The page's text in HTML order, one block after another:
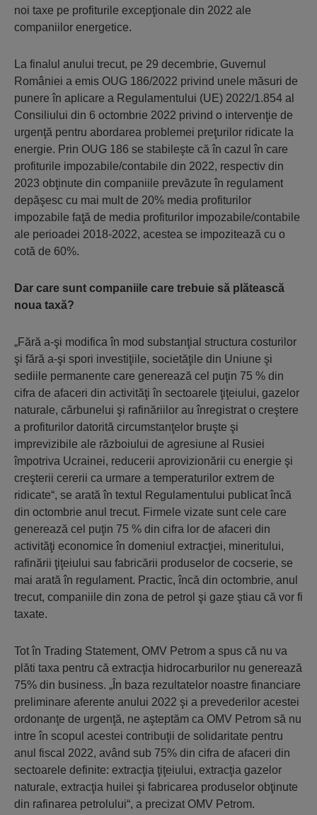
noi taxe pe profiturile excepţionale din 2022 ale
companiilor energetice.
La finalul anului trecut, pe 29 de­cembrie, Guvernul
României a emis OUG 186/2022 privind unele măsuri de
punere în aplicare a Regulamentului (UE) 2022/1.854 al
Consiliului din 6 octombrie 2022 privind o intervenţie de
urgenţă pentru abordarea problemei preţurilor ridicate la
energie. Prin OUG 186 se stabileşte că în cazul în care
profiturile impozabile/contabile din 2022, respectiv din
2023 obţinute din companiile prevăzute în regulament
depăşesc cu mai mult de 20% media profiturilor
impozabile faţă de media profiturilor impozabile/contabile
ale perioadei 2018-2022, acestea se impozitează cu o
cotă de 60%.
Dar care sunt companiile care trebuie să plătească
noua taxă?
„Fără a-şi modifica în mod substanţial structura costurilor
şi fără a-şi spori investiţiile, societăţile din Uniune şi
sediile permanente care generează cel puţin 75 % din
cifra de afaceri din activităţi în sectoarele ţiţeiului, gazelor
naturale, cărbunelui şi rafinăriilor au înregistrat o creştere
a profiturilor datorită circumstan­ţelor bruşte şi
imprevizibile ale războiului de agresiune al Rusiei
împotriva Ucrainei, reducerii aprovizionării cu energie şi
creşterii cererii ca urmare a temperaturilor extrem de
ridicate“, se arată în textul Regulamentului publicat încă
din octombrie anul trecut. Firmele vizate sunt cele care
generează cel puţin 75 % din cifra lor de afaceri din
activităţi economice în domeniul extracţiei, mineritului,
rafinării ţiţeiului sau fabricării produselor de cocserie, se
mai arată în regulament. Practic, încă din octombrie, anul
trecut, companiile din zona de petrol şi gaze ştiau că vor fi
taxate.
Tot în Trading Statement, OMV Petrom a spus că nu va
plăti taxa pentru că extracţia hidrocarburilor nu generează
75% din business. „În baza rezultatelor noastre financiare
preliminare aferente anului 2022 şi a prevederilor acestei
ordonanţe de urgenţă, ne aşteptăm ca OMV Petrom să nu
intre în scopul acestei contribuţii de solidaritate pentru
anul fiscal 2022, având sub 75% din cifra de afaceri din
sectoarele definite: extracţia ţiţeiului, extracţia gazelor
naturale, extracţia huilei şi fabricarea produselor obţinute
din rafinarea petrolului“, a precizat OMV Petrom.